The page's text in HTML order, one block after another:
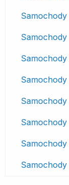
Samochody
Samochody
Samochody
Samochody